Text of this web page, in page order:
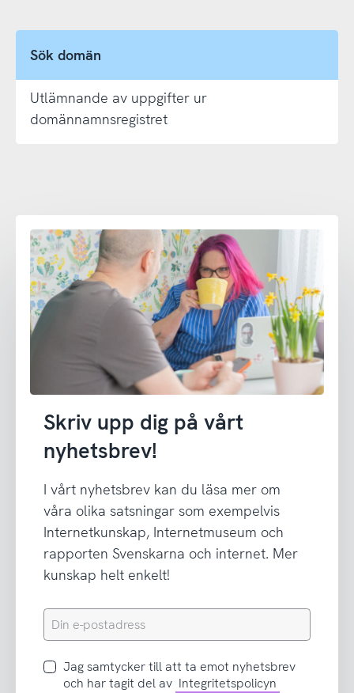
Sök domän
Utlämnande av uppgifter ur
domännamnsregistret
Skriv upp dig på vårt
nyhetsbrev!
I vårt nyhetsbrev kan du läsa mer om
våra olika satsningar som exempelvis
Internetkunskap, Internetmuseum och
rapporten Svenskarna och internet. Mer
kunskap helt enkelt!
Din
e-
Jag
samtycker
Jag samtycker till att ta emot nyhetsbrev
och har tagit del av Integritetspolicyn